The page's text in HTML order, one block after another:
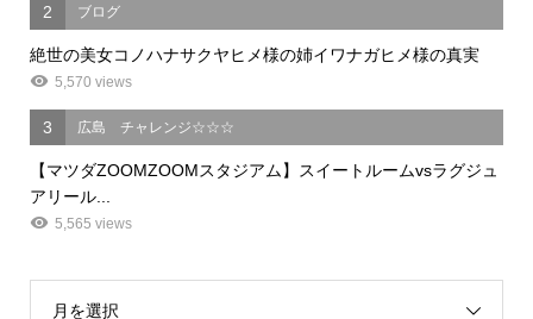
2 ブログ
絶世の美女コノハナサクヤヒメ様の姉イワナガヒメ様の真実
5,570 views
3 広島 チャレンジ☆☆☆
【マツダZOOMZOOMスタジアム】スイートルームvsラグジュ
アリール...
5,565 views
月を選択